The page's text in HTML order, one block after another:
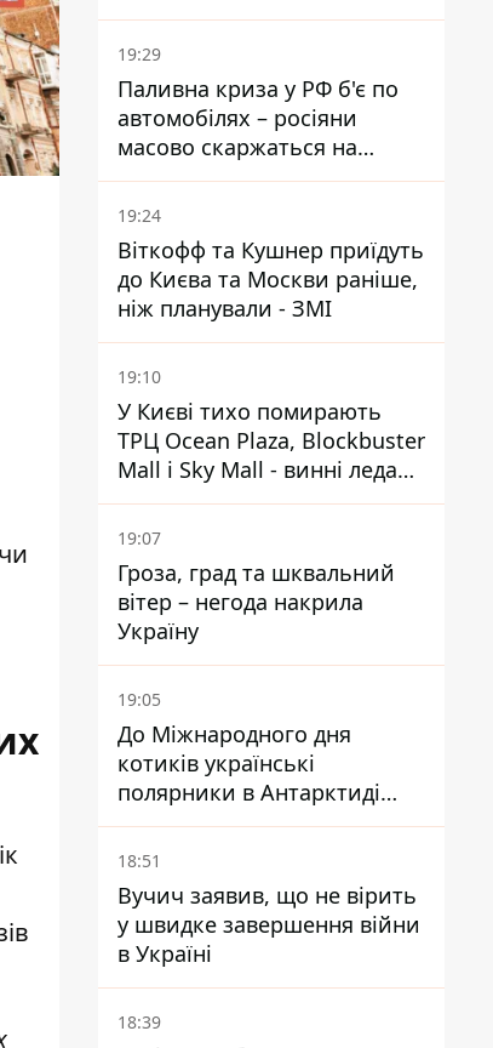
Міноборони країни
19:29
Паливна криза у РФ б'є по
автомобілях – росіяни
масово скаржаться на
поломки через неякісний
бензин
19:24
Віткофф та Кушнер приїдуть
до Києва та Москви раніше,
ніж планували - ЗМІ
19:10
У Києві тихо помирають
ТРЦ Ocean Plaza, Blockbuster
Mall і Sky Mall - винні ледачі
менеджери й канібалізм
19:07
Гроза, град та шквальний
вітер – негода накрила
Україну
19:05
До Міжнародного дня
котиків українські
полярники в Антарктиді
показали своїх
18:51
Вучич заявив, що не вірить
у швидке завершення війни
в Україні
18:39